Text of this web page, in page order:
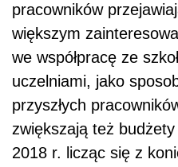
pracowników
większym
we współpracę ze
uczelniami, jako
przyszłych
zwiększają też
2018 r. licząc się z